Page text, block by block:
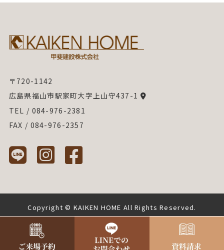
〒720-1142
広島県福山市駅家町大字上山守437-1
TEL / 084-976-2381
FAX / 084-976-2357
Copyright © KAIKEN HOME All Rights Reserved.